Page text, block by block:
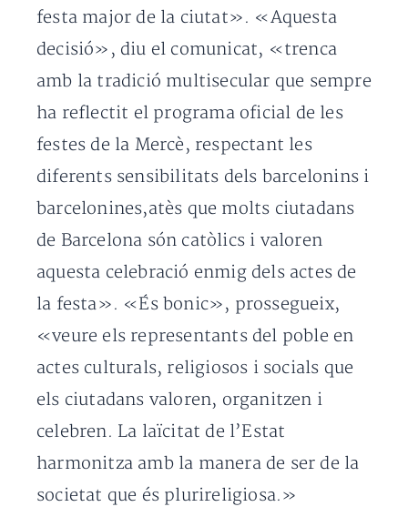
festa major de la ciutat». «Aquesta
decisió», diu el comunicat, «trenca
amb la tradició multisecular que sempre
ha reflectit el programa oficial de les
festes de la Mercè, respectant les
diferents sensibilitats dels barcelonins i
barcelonines,atès que molts ciutadans
de Barcelona són catòlics i valoren
aquesta celebració enmig dels actes de
la festa». «És bonic», prossegueix,
«veure els representants del poble en
actes culturals, religiosos i socials que
els ciutadans valoren, organitzen i
celebren. La laïcitat de l’Estat
harmonitza amb la manera de ser de la
societat que és plurireligiosa.»